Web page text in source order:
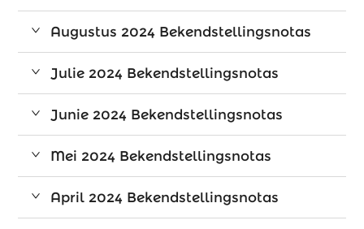
Augustus 2024 Bekendstellingsnotas
Julie 2024 Bekendstellingsnotas
Junie 2024 Bekendstellingsnotas
Mei 2024 Bekendstellingsnotas
April 2024 Bekendstellingsnotas